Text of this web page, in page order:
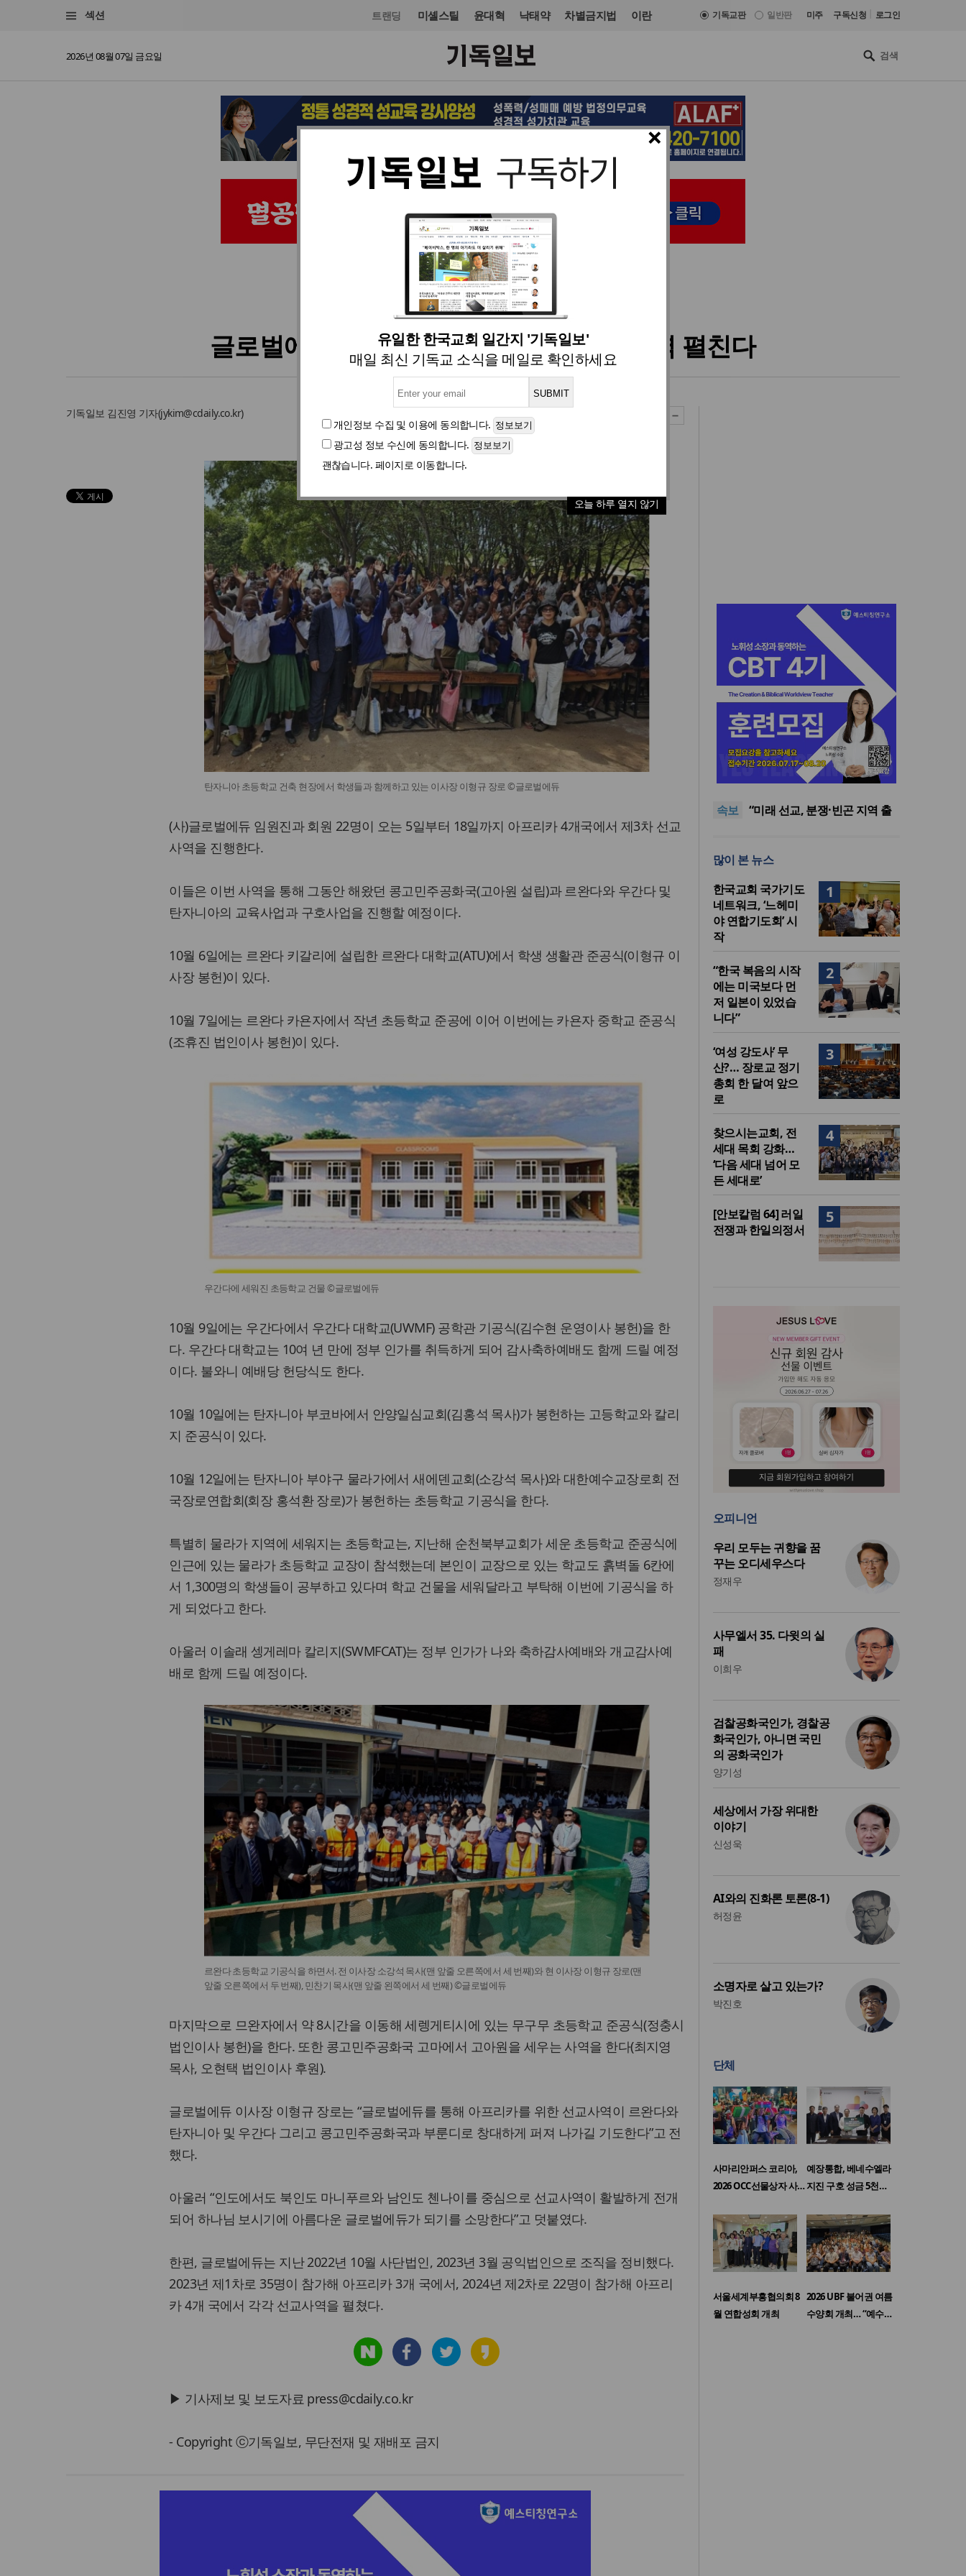
섹션 트랜딩 미셸스틸 윤대혁 낙태약 차별금지법 이란 기독교판 일반판 미주 구독신청 로그인
2026년 08월 07일 금요일
×
유일한 한국교회 일간지 '기독일보'
매일 최신 기독교 소식을 메일로 확인하세요
개인정보 수집 및 이용에 동의합니다.
광고성 정보 수신에 동의합니다.
괜찮습니다. 페이지로 이동합니다.
오늘 하루 열지 않기
선교 입력 2025. 10. 01 16:24
글로벌에듀, 아프리카 4개 국에서 선교사역 펼친다
기독일보 김진영 기자(jykim@cdaily.co.kr)
탄자니아 초등학교 건축 현장에서 학생들과 함께하고 있는 이사장 이형규 장로 ©글로벌에듀
(사)글로벌에듀 임원진과 회원 22명이 오는 5일부터 18일까지 아프리카 4개국에서 제3차 선교
사역을 진행한다.
이들은 이번 사역을 통해 그동안 해왔던 콩고민주공화국(고아원 설립)과 르완다와 우간다 및
탄자니아의 교육사업과 구호사업을 진행할 예정이다.
10월 6일에는 르완다 키갈리에 설립한 르완다 대학교(ATU)에서 학생 생활관 준공식(이형규 이
사장 봉헌)이 있다.
10월 7일에는 르완다 카욘자에서 작년 초등학교 준공에 이어 이번에는 카욘자 중학교 준공식
(조휴진 법인이사 봉헌)이 있다.
우간다에 세워진 초등학교 건물 ©글로벌에듀
10월 9일에는 우간다에서 우간다 대학교(UWMF) 공학관 기공식(김수현 운영이사 봉헌)을 한
다. 우간다 대학교는 10여 년 만에 정부 인가를 취득하게 되어 감사축하예배도 함께 드릴 예정
이다. 불와니 예배당 헌당식도 한다.
10월 10일에는 탄자니아 부코바에서 안양일심교회(김홍석 목사)가 봉헌하는 고등학교와 칼리
지 준공식이 있다.
10월 12일에는 탄자니아 부야구 물라가에서 새에덴교회(소강석 목사)와 대한예수교장로회 전
국장로연합회(회장 홍석환 장로)가 봉헌하는 초등학교 기공식을 한다.
특별히 물라가 지역에 세워지는 초등학교는, 지난해 순천북부교회가 세운 초등학교 준공식에
인근에 있는 물라가 초등학교 교장이 참석했는데 본인이 교장으로 있는 학교도 흙벽돌 6칸에
서 1,300명의 학생들이 공부하고 있다며 학교 건물을 세워달라고 부탁해 이번에 기공식을 하
게 되었다고 한다.
아울러 이솔래 셍게레마 칼리지(SWMFCAT)는 정부 인가가 나와 축하감사예배와 개교감사예
배로 함께 드릴 예정이다.
르완다 초등학교 기공식을 하면서. 전 이사장 소강석 목사(맨 앞줄 오른쪽에서 세 번째)와 현 이사장 이형규 장로(맨
앞줄 오른쪽에서 두 번째), 민찬기 목사(맨 앞줄 왼쪽에서 세 번째) ©글로벌에듀
마지막으로 므완자에서 약 8시간을 이동해 세렝게티시에 있는 무구무 초등학교 준공식(정충시
법인이사 봉헌)을 한다. 또한 콩고민주공화국 고마에서 고아원을 세우는 사역을 한다(최지영
목사, 오현택 법인이사 후원).
글로벌에듀 이사장 이형규 장로는 “글로벌에듀를 통해 아프리카를 위한 선교사역이 르완다와
탄자니아 및 우간다 그리고 콩고민주공화국과 부룬디로 창대하게 퍼져 나가길 기도한다”고 전
했다.
아울러 “인도에서도 북인도 마니푸르와 남인도 첸나이를 중심으로 선교사역이 활발하게 전개
되어 하나님 보시기에 아름다운 글로벌에듀가 되기를 소망한다”고 덧붙였다.
한편, 글로벌에듀는 지난 2022년 10월 사단법인, 2023년 3월 공익법인으로 조직을 정비했다.
2023년 제1차로 35명이 참가해 아프리카 3개 국에서, 2024년 제2차로 22명이 참가해 아프리
카 4개 국에서 각각 선교사역을 펼쳤다.
▶ 기사제보 및 보도자료 press@cdaily.co.kr
- Copyright ⓒ기독일보, 무단전재 및 재배포 금지
속보
[최원호 목사의 영혼의 양식 63]
말씀은 같은데 왜 열매는 다를
美 이민구금센터에 억류됐던
“미사일 속에서도 복음은 전해
“미래 선교, 분쟁·빈곤 지역 출
발
말씀은 같은데 왜 열매는 다를
美 이민구금센터에 억류됐던
한인 목회자 석방돼
많이 본 뉴스
1
한국교회 국가기도
네트워크, ‘느헤미
야 연합기도회’ 시
작
2
“한국 복음의 시작
에는 미국보다 먼
저 일본이 있었습
니다”
3
‘여성 강도사’ 무
산?… 장로교 정기
총회 한 달여 앞으
로
4
찾으시는교회, 전
세대 목회 강화…
‘다음 세대 넘어 모
든 세대로’
5
[안보칼럼 64] 러일
전쟁과 한일의정서
오피니언
우리 모두는 귀향을 꿈
꾸는 오디세우스다
정재우
사무엘서 35. 다윗의 실
패
이희우
검찰공화국인가, 경찰공
화국인가, 아니면 국민
의 공화국인가
양기성
세상에서 가장 위대한
이야기
신성욱
AI와의 진화론 토론(8-1)
허정윤
소명자로 살고 있는가?
박진호
단체
사마리안퍼스 코리아,
2026 OCC선물상자 사…
예장통합, 베네수엘라
지진 구호 성금 5천…
서울세계부흥협의회 8
월 연합성회 개최
2026 UBF 불어권 여름
수양회 개최… “예수…